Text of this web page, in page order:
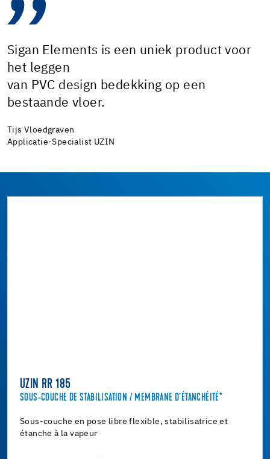
Sigan Elements is een uniek product voor
het leggen
van PVC design bedekking op een
bestaande vloer.
Tijs Vloedgraven
Applicatie-Specialist UZIN
UZIN RR 185
SOUS-COUCHE DE STABILISATION / MEMBRANE D’ÉTANCHÉITÉ*
Sous-couche en pose libre flexible, stabilisatrice et
étanche à la vapeur